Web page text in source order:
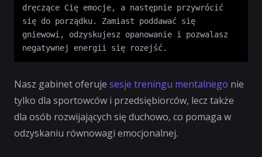
dręczące Cię emocje, a następnie przywrócić
się do porządku. Zamiast poddawać się
gniewowi, odzyskujesz opanowanie i pozwalasz
negatywnej energii się rozejść.
Nasz gabinet oferuje sesje treningu mentalnego nie
tylko dla sportowców i przedsiębiorców, lecz także
dla osób rozwijających się duchowo, co pomaga w
odzyskaniu równowagi emocjonalnej.